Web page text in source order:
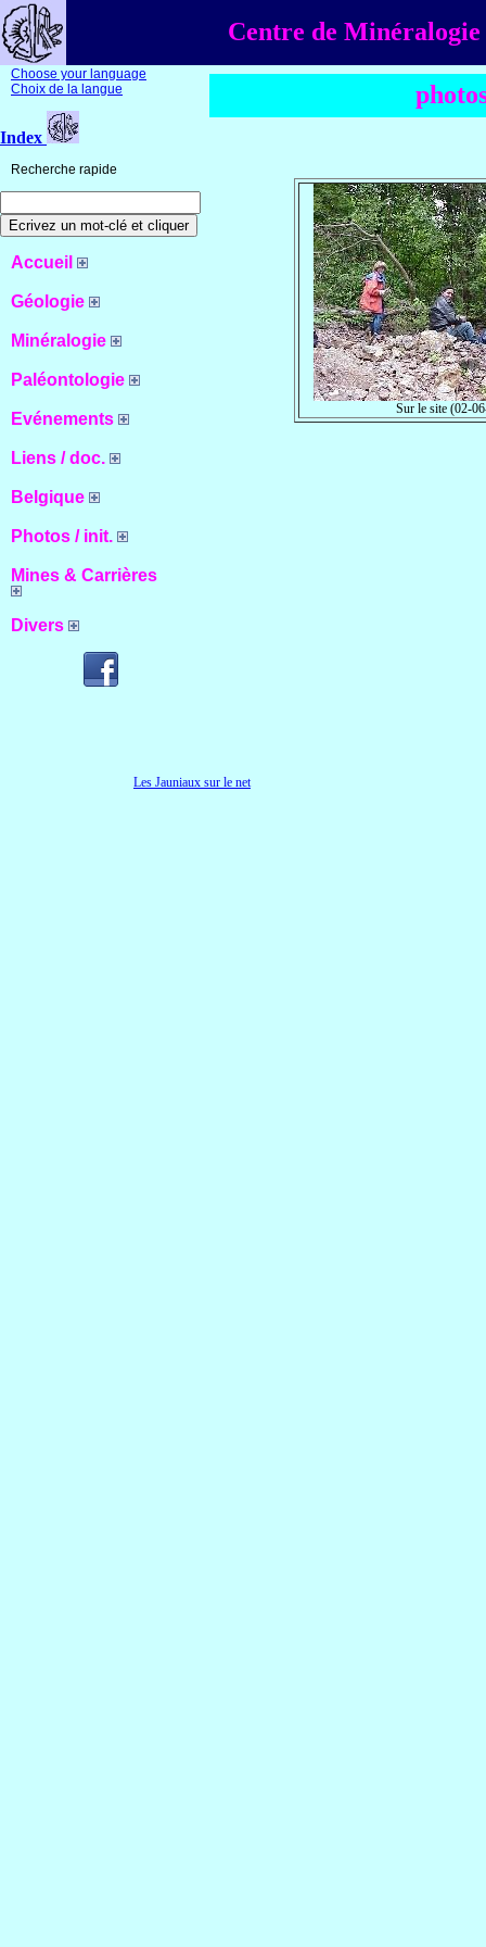
Centre de Minéralogie
Choose your language
Choix de la langue
Index
Recherche rapide
Accueil
Géologie
Minéralogie
Paléontologie
Evénements
Liens / doc.
Belgique
Photos / init.
Mines & Carrières
Divers
Sur le site (02-
Les Jauniaux sur le net